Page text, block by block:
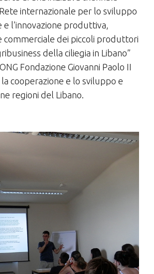
internazionale per lo sviluppo
l’innovazione produttiva,
commerciale dei piccoli produttori
della ciliegia in Libano”
Fondazione Giovanni Paolo II
cooperazione e lo sviluppo e
regioni del Libano.